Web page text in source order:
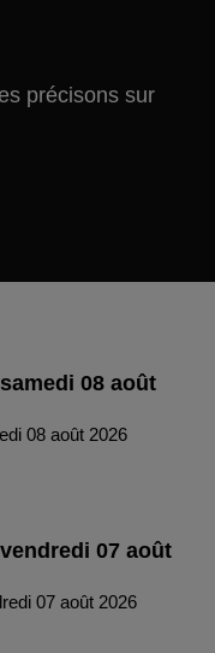
précisons sur
08 août
08 août 2026
07 août
07 août 2026